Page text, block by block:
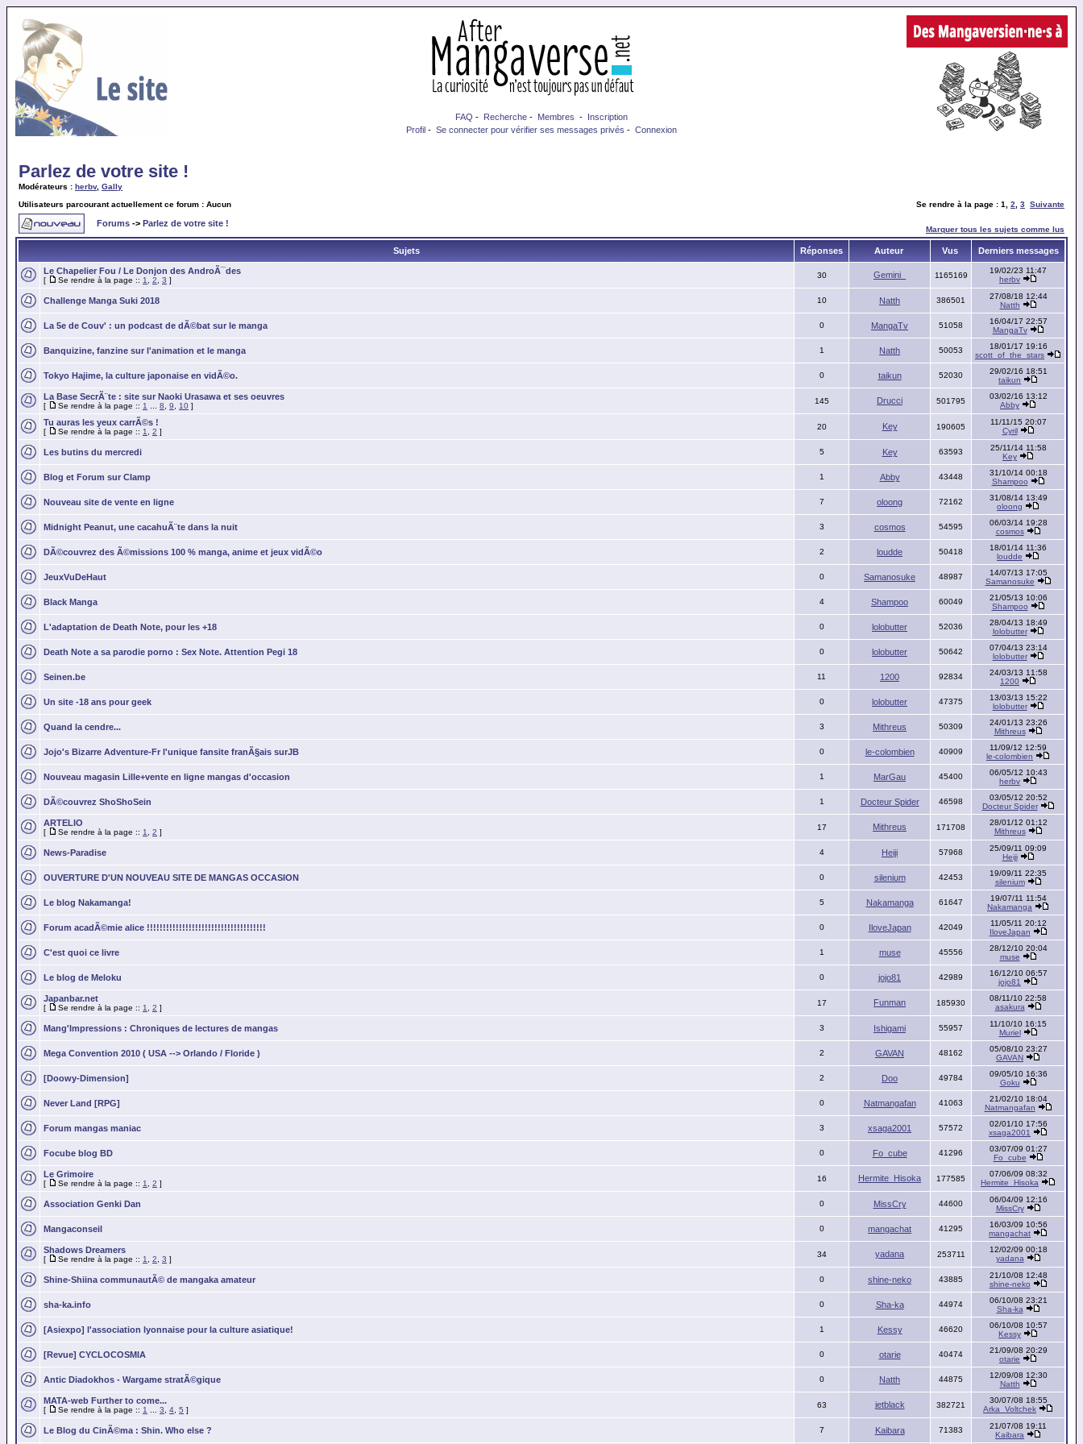
FAQ - Recherche - Membres - Inscription
Profil - Se connecter pour vérifier ses messages privés - Connexion
Parlez de votre site !
Modérateurs : herbv, Gally
Utilisateurs parcourant actuellement ce forum : Aucun
Se rendre à la page : 1 2 3 Suivante
Forums -> Parlez de votre site !
Marquer tous les sujets comme lus
Sujets Réponses Auteur Vus Derniers messages
Le Chapelier Fou / Le Donjon des AndroÃ¯des
[ Se rendre à la page :: 1 2 3 ]
30 Gemini_ 1165169
19/02/23 11:47
herbv
Challenge Manga Suki 2018 10 Natth 386501
27/08/18 12:44
Natth
La 5e de Couv' : un podcast de dÃ©bat sur le manga 0 MangaTv 51058
16/04/17 22:57
MangaTv
Banquizine, fanzine sur l'animation et le manga 1 Natth 50053
18/01/17 19:16
scott_of_the_stars
Tokyo Hajime, la culture japonaise en vidÃ©o. 0 taikun 52030
29/02/16 18:51
taikun
La Base SecrÃ¨te : site sur Naoki Urasawa et ses oeuvres
[ Se rendre à la page :: 1 8 9 10 ]
145 Drucci 501795
03/02/16 13:12
Abby
Tu auras les yeux carrÃ©s !
[ Se rendre à la page :: 1 2 ]
20 Key 190605
11/11/15 20:07
Cyril
Les butins du mercredi 5 Key 63593
25/11/14 11:58
Key
Blog et Forum sur Clamp 1 Abby 43448
31/10/14 00:18
Shampoo
Nouveau site de vente en ligne 7 oloong 72162
31/08/14 13:49
oloong
Midnight Peanut, une cacahuÃ¨te dans la nuit 3 cosmos 54595
06/03/14 19:28
cosmos
DÃ©couvrez des Ã©missions 100 % manga, anime et jeux vidÃ©o 2 loudde 50418
18/01/14 11:36
loudde
JeuxVuDeHaut 0 Samanosuke 48987
14/07/13 17:05
Samanosuke
Black Manga 4 Shampoo 60049
21/05/13 10:06
Shampoo
L'adaptation de Death Note, pour les +18 0 lolobutter 52036
28/04/13 18:49
lolobutter
Death Note a sa parodie porno : Sex Note. Attention Pegi 18 0 lolobutter 50642
07/04/13 23:14
lolobutter
Seinen.be 11 1200 92834
24/03/13 11:58
1200
Un site -18 ans pour geek 0 lolobutter 47375
13/03/13 15:22
lolobutter
Quand la cendre... 3 Mithreus 50309
24/01/13 23:26
Mithreus
Jojo's Bizarre Adventure-Fr l'unique fansite franÃ§ais surJB 0 le-colombien 40909
11/09/12 12:59
le-colombien
Nouveau magasin Lille+vente en ligne mangas d'occasion 1 MarGau 45400
06/05/12 10:43
herbv
DÃ©couvrez ShoShoSein 1 Docteur Spider 46598
03/05/12 20:52
Docteur Spider
ARTELIO
[ Se rendre à la page :: 1 2 ]
17 Mithreus 171708
28/01/12 01:12
Mithreus
News-Paradise 4 Heiji 57968
25/09/11 09:09
Heiji
OUVERTURE D'UN NOUVEAU SITE DE MANGAS OCCASION 0 silenium 42453
19/09/11 22:35
silenium
Le blog Nakamanga! 5 Nakamanga 61647
19/07/11 11:54
Nakamanga
Forum acadÃ©mie alice !!!!!!!!!!!!!!!!!!!!!!!!!!!!!!!!!!!!! 0 IloveJapan 42049
11/05/11 20:12
IloveJapan
C'est quoi ce livre 1 muse 45556
28/12/10 20:04
muse
Le blog de Meloku 0 jojo81 42989
16/12/10 06:57
jojo81
Japanbar.net
[ Se rendre à la page :: 1 2 ]
17 Funman 185930
08/11/10 22:58
asakura
Mang'Impressions : Chroniques de lectures de mangas 3 Ishigami 55957
11/10/10 16:15
Muriel
Mega Convention 2010 ( USA --> Orlando / Floride ) 2 GAVAN 48162
05/08/10 23:27
GAVAN
[Doowy-Dimension] 2 Doo 49784
09/05/10 16:36
Goku
Never Land [RPG] 0 Natmangafan 41063
21/02/10 18:04
Natmangafan
Forum mangas maniac 3 xsaga2001 57572
02/01/10 17:56
xsaga2001
Focube blog BD 0 Fo_cube 41296
03/07/09 01:27
Fo_cube
Le Grimoire
[ Se rendre à la page :: 1 2 ]
16 Hermite_Hisoka 177585
07/06/09 08:32
Hermite_Hisoka
Association Genki Dan 0 MissCry 44600
06/04/09 12:16
MissCry
Mangaconseil 0 mangachat 41295
16/03/09 10:56
mangachat
Shadows Dreamers
[ Se rendre à la page :: 1 2 3 ]
34 yadana 253711
12/02/09 00:18
yadana
Shine-Shiina communautÃ© de mangaka amateur 0 shine-neko 43885
21/10/08 12:48
shine-neko
sha-ka.info 0 Sha-ka 44974
06/10/08 23:21
Sha-ka
[Asiexpo] l'association lyonnaise pour la culture asiatique! 1 Kessy 46620
06/10/08 10:57
Kessy
[Revue] CYCLOCOSMIA 0 otarie 40474
21/09/08 20:29
otarie
Antic Diadokhos - Wargame stratÃ©gique 0 Natth 44875
12/09/08 12:30
Natth
MATA-web Further to come...
[ Se rendre à la page :: 1 3 4 5 ]
63 jetblack 382721
30/07/08 18:55
Arka_Voltchek
Le Blog du CinÃ©ma : Shin. Who else ? 7 Kaibara 71383
21/07/08 19:11
Kaibara